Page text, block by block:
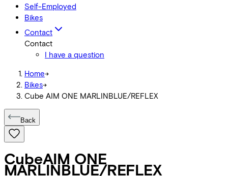
Self-Employed
Bikes
Contact
Contact
I have a question
Home->
Bikes->
Cube AIM ONE MARLINBLUE/REFLEX
Back
CubeAIM ONE
MARLINBLUE/REFLEX